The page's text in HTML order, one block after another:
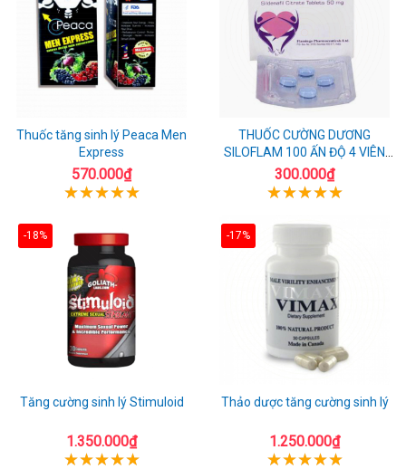
Thuốc tăng sinh lý Peaca Men
Express
570.000₫
THUỐC CƯỜNG DƯƠNG
SILOFLAM 100 ẤN ĐỘ 4 VIÊN
CAO CẤP
300.000₫
-18%
Tăng cường sinh lý Stimuloid
1.350.000₫
-17%
Thảo dược tăng cường sinh lý
1.250.000₫